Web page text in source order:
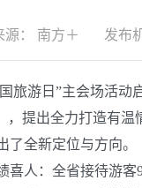
： 南方＋ 发布机
游日”主会场活动
，提出全力打造有
了全新定位与方向。
：全省接待游客